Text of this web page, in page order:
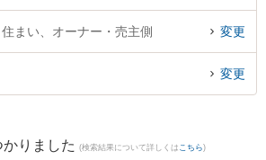
すぐに弁護士に相談したい』『オーナー・売主側
の実績豊富な近くの弁護士を検索したい』『初回
の不動産問題を法律相談できる宇都宮市内の弁護
まい、オーナー・売主側 変更
変更
りました (検索結果について詳しくは こちら)